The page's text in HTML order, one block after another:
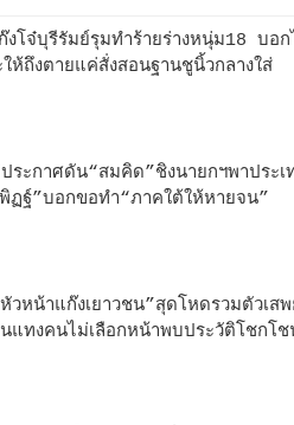
งโจ๋บุรีรัมย์รุมทำร้ายร่างหนุ่ม18 บอก
ให้ถึงตายแค่สั่งสอนฐานชูนิ้วกลางใส่
ระกาศดัน“สมคิด”ชิงนายกฯพาประเ
ฏฐ์”บอกขอทำ“ภาคใต้ให้หายจน”
วหน้าแก๊งเยาวชน”สุดโหดรวมตัวเสพ
แทงคนไม่เลือกหน้าพบประวัติโชกโ